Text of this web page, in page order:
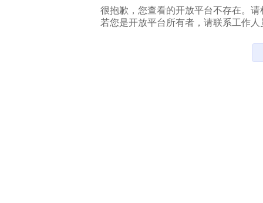
很抱歉，您查看的开放平台不存在。
若您是开放平台所有者，请联系工作人